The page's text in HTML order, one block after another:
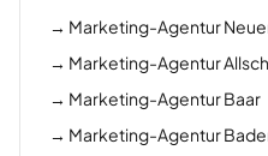
→ Marketing-Agentur
→ Marketing-Agentur
→ Marketing-Agentur Baar
→ Marketing-Agentur